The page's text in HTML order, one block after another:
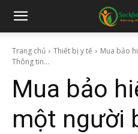
Trang chủ Thiết bị y tế
Mua bảo
Thông tin...
Mua bảo
một người